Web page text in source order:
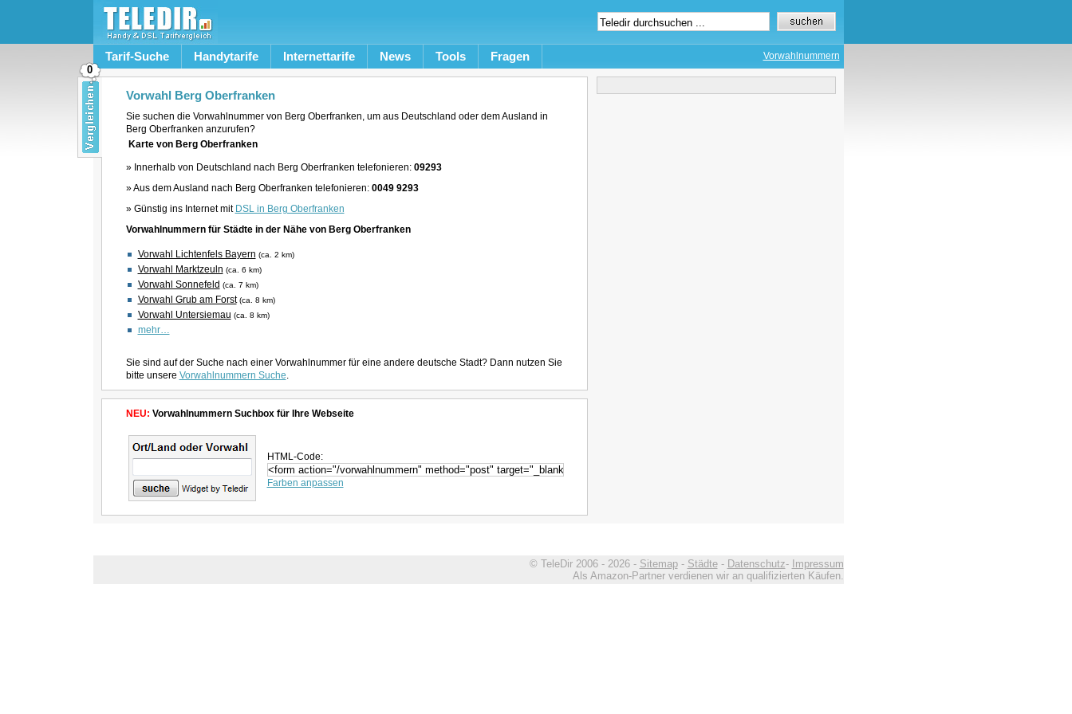
Tarif-Suche Handytarife Internettarife News Tools Fragen Vorwahlnummern
Vorwahl Berg Oberfranken
Sie suchen die Vorwahlnummer von Berg Oberfranken, um aus Deutschland oder dem Ausland in
Berg Oberfranken anzurufen?
Karte von Berg Oberfranken
» Innerhalb von Deutschland nach Berg Oberfranken telefonieren: 09293
» Aus dem Ausland nach Berg Oberfranken telefonieren: 0049 9293
» Günstig ins Internet mit DSL in Berg Oberfranken
Vorwahlnummern für Städte in der Nähe von Berg Oberfranken
Vorwahl Lichtenfels Bayern (ca. 2 km)
Vorwahl Marktzeuln (ca. 6 km)
Vorwahl Sonnefeld (ca. 7 km)
Vorwahl Grub am Forst (ca. 8 km)
Vorwahl Untersiemau (ca. 8 km)
mehr…
Sie sind auf der Suche nach einer Vorwahlnummer für eine andere deutsche Stadt? Dann nutzen Sie
bitte unsere Vorwahlnummern Suche.
NEU: Vorwahlnummern Suchbox für Ihre Webseite
HTML-Code:
Farben anpassen
© TeleDir 2006 - 2026 - Sitemap- Städte- Datenschutz- Impressum
Als Amazon-Partner verdienen wir an qualifizierten Käufen.
0